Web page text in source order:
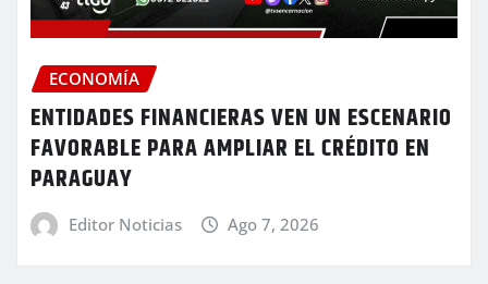
ECONOMÍA
ENTIDADES FINANCIERAS VEN UN ESCENARIO
FAVORABLE PARA AMPLIAR EL CRÉDITO EN
PARAGUAY
Editor Noticias Ago 7, 2026